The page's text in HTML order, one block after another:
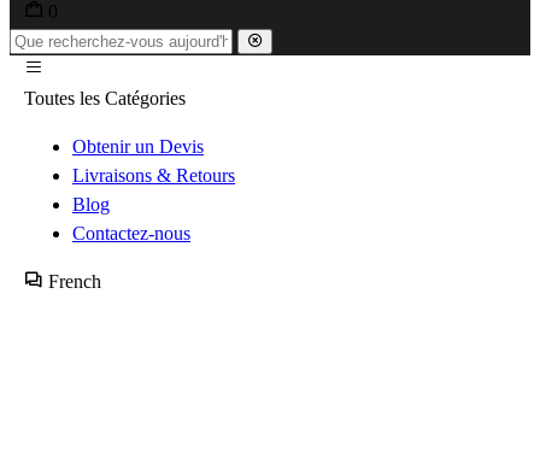
0
Toutes les Catégories
Obtenir un Devis
Livraisons & Retours
Blog
Contactez-nous
French